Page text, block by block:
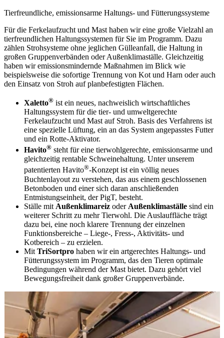
Tierfreundliche, emissionsarme Haltungs- und Fütterungssysteme
Für die Ferkelaufzucht und Mast haben wir eine große Vielzahl an
tierfreundlichen Haltungssystemen für Sie im Programm. Dazu
zählen Strohsysteme ohne jeglichen Gülleanfall, die Haltung in
großen Gruppenverbänden oder Außenklimaställe. Gleichzeitig
haben wir emissionsmindernde Maßnahmen im Blick wie
beispielsweise die sofortige Trennung von Kot und Harn oder auch
den Einsatz von Stroh auf planbefestigten Flächen.
Xaletto® ist ein neues, nachweislich wirtschaftliches
Haltungssystem für die tier- und umweltgerechte
Ferkelaufzucht und Mast auf Stroh. Basis des Verfahrens ist
eine spezielle Lüftung, ein an das System angepasstes Futter
und ein Rotte-Aktivator.
Havito® steht für eine tierwohlgerechte, emissionsarme und
gleichzeitig rentable Schweinehaltung. Unter unserem
patentierten Havito®-Konzept ist ein völlig neues
Buchtenlayout zu verstehen, das aus einem geschlossenen
Betonboden und einer sich daran anschließenden
Entmistungseinheit, der PigT, besteht.
Ställe mit Außenklimareiz oder Außenklimaställe sind ein
weiterer Schritt zu mehr Tierwohl. Die Auslauffläche trägt
dazu bei, eine noch klarere Trennung der einzelnen
Funktionsbereiche – Liege-, Fress-, Aktivitäts- und
Kotbereich – zu erzielen.
Mit TriSortpro haben wir ein artgerechtes Haltungs- und
Fütterungssystem im Programm, das den Tieren optimale
Bedingungen während der Mast bietet. Dazu gehört viel
Bewegungsfreiheit dank großer Gruppenverbände.